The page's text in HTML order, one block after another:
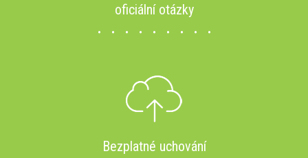
oficiální otázky
Bezplatné uchování